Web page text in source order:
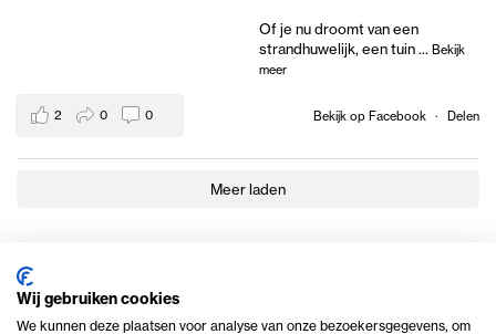
Of je nu droomt van een
strandhuwelijk, een tuin... Bekijk
meer
Bekijk op Facebook · Delen
2 0 0
Meer laden
Wij gebruiken cookies
We kunnen deze plaatsen voor analyse van onze bezoekersgegevens, om